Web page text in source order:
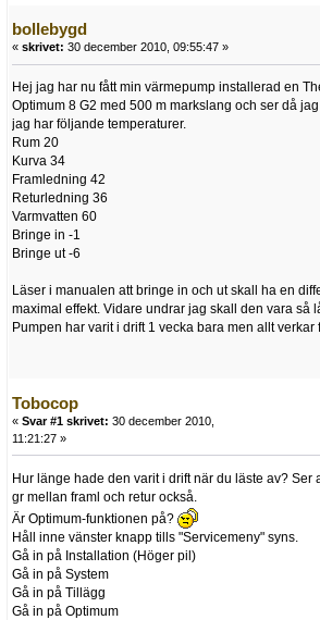
bollebygd
« skrivet: 30 december 2010, 09:55:47 »
Hej jag har nu fått min värmepump installerad en
Optimum 8 G2 med 500 m markslang och ser då
jag har följande temperaturer.
Rum 20
Kurva 34
Framledning 42
Returledning 36
Varmvatten 60
Bringe in -1
Bringe ut -6
Läser i manualen att bringe in och ut skall ha en
maximal effekt. Vidare undrar jag skall den vara så
Pumpen har varit i drift 1 vecka bara men allt verkar
Tobocop
« Svar #1 skrivet: 30 december 2010,
11:21:27 »
Hur länge hade den varit i drift när du läste av? Ser
gr mellan framl och retur också.
Är Optimum-funktionen på?
Håll inne vänster knapp tills "Servicemeny" syns.
Gå in på Installation (Höger pil)
Gå in på System
Gå in på Tillägg
Gå in på Optimum